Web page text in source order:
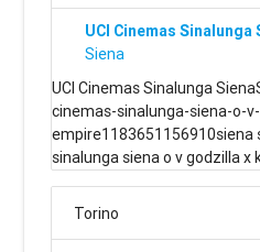
UCI Cinemas Sinalunga
Siena
UCI Cinemas Sinalunga
cinemas-sinalunga-siena-o-
empire1183651156910siena
sinalunga siena o v godzilla
Torino